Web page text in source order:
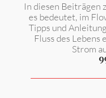
In diesen Beiträgen
es bedeutet, im
Tipps und
Fluss des Lebens
Strom